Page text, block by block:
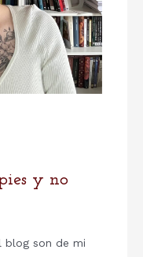
y no
blog son de mi